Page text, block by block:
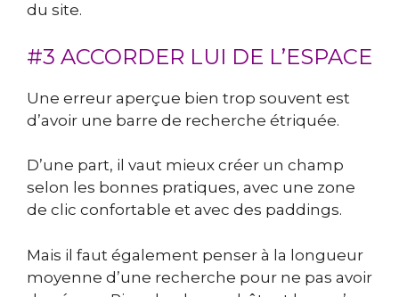
du site.
#3 ACCORDER LUI DE L’ESPACE
Une erreur aperçue bien trop souvent est
d’avoir une barre de recherche étriquée.
D’une part, il vaut mieux créer un champ
selon les bonnes pratiques, avec une zone
de clic confortable et avec des paddings.
Mais il faut également penser à la longueur
moyenne d’une recherche pour ne pas avoir